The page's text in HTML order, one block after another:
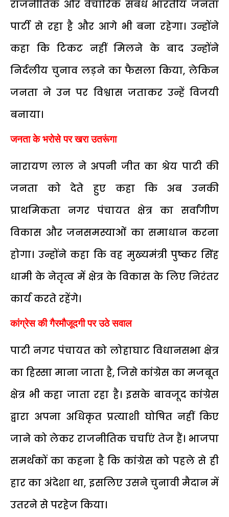
राजनीतिक और वैचारिक संबंध भारतीय जनता
पार्टी से रहा है और आगे भी बना रहेगा। उन्होंने
कहा कि टिकट नहीं मिलने के बाद उन्होंने
निर्दलीय चुनाव लड़ने का फैसला किया, लेकिन
जनता ने उन पर विश्वास जताकर उन्हें विजयी
बनाया।
जनता के भरोसे पर खरा उतरूंगा
नारायण लाल ने अपनी जीत का श्रेय पाटी की
जनता को देते हुए कहा कि अब उनकी
प्राथमिकता नगर पंचायत क्षेत्र का सर्वांगीण
विकास और जनसमस्याओं का समाधान करना
होगा। उन्होंने कहा कि वह मुख्यमंत्री पुष्कर सिंह
धामी के नेतृत्व में क्षेत्र के विकास के लिए निरंतर
कार्य करते रहेंगे।
कांग्रेस की गैरमौजूदगी पर उठे सवाल
पाटी नगर पंचायत को लोहाघाट विधानसभा क्षेत्र
का हिस्सा माना जाता है, जिसे कांग्रेस का मजबूत
क्षेत्र भी कहा जाता रहा है। इसके बावजूद कांग्रेस
द्वारा अपना अधिकृत प्रत्याशी घोषित नहीं किए
जाने को लेकर राजनीतिक चर्चाएं तेज हैं। भाजपा
समर्थकों का कहना है कि कांग्रेस को पहले से ही
हार का अंदेशा था, इसलिए उसने चुनावी मैदान में
उतरने से परहेज किया।